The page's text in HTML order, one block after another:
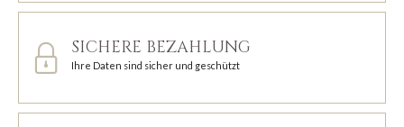
SICHERE BEZAHLUNG
Ihre Daten sind sicher und geschützt